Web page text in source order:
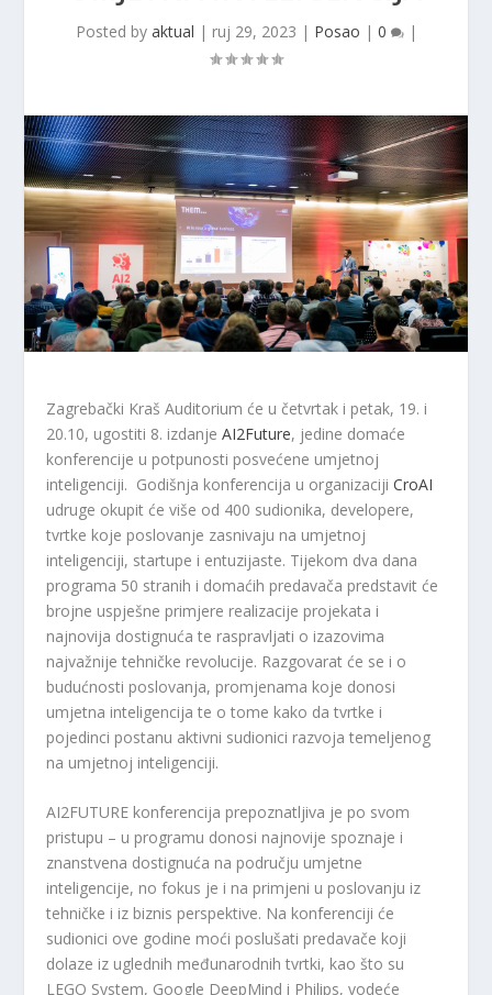
Posted by aktual | ruj 29, 2023 | Posao | 0 |
Zagrebački Kraš Auditorium će u četvrtak i petak, 19. i
20.10, ugostiti 8. izdanjeAI2Future, jedine domaće
konferencije u potpunosti posvećene umjetnoj
inteligenciji. Godišnja konferencija u organizacijiCroAI
udruge okupit će više od 400 sudionika, developere,
tvrtke koje poslovanje zasnivaju na umjetnoj
inteligenciji, startupe i entuzijaste. Tijekom dva dana
programa 50 stranih i domaćih predavača predstavit će
brojne uspješne primjere realizacije projekata i
najnovija dostignuća te raspravljati o izazovima
najvažnije tehničke revolucije. Razgovarat će se i o
budućnosti poslovanja, promjenama koje donosi
umjetna inteligencija te o tome kako da tvrtke i
pojedinci postanu aktivni sudionici razvoja temeljenog
na umjetnoj inteligenciji.
AI2FUTURE konferencija prepoznatljiva je po svom
pristupu – u programu donosi najnovije spoznaje i
znanstvena dostignuća na području umjetne
inteligencije, no fokus je i na primjeni u poslovanju iz
tehničke i iz biznis perspektive. Na konferenciji će
sudionici ove godine moći poslušati predavače koji
dolaze iz uglednih međunarodnih tvrtki, kao što su
LEGO System, Google DeepMind i Philips, vodeće